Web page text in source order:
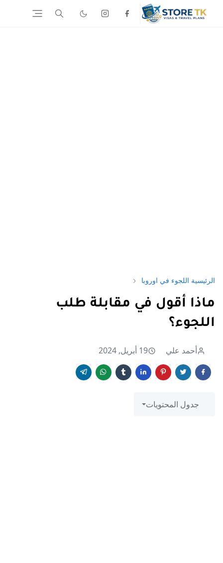
الرئيسية اللجوء في اوروبا
ماذا أقول في مقابلة طلب
اللجوء؟
أحمد علي 19 أبريل, 2024
جدول المحتويات